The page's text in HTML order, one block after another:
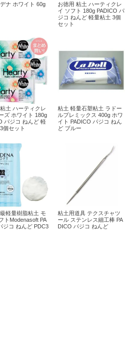
ナ ホワイト 60g
お徳用 粘土 ハーティクレ
イ ソフト 180g PADICO パ
ジコ ねんど 軽量粘土 3個
セット
土 ハーティクレ
ズ ホワイト 180g
パジコ ねんど 軽
個セット
粘土 軽量石塑粘土 ラドー
ルプレミックス 400g ホワ
イト PADICO パジコ ねん
ど ブルー
軽量樹脂粘土 モ
トModenasoft PA
ジコ ねんど PDC3
粘土用道具 テクスチャツ
ール ステンレス細工棒 PA
DICO パジコ ねんど